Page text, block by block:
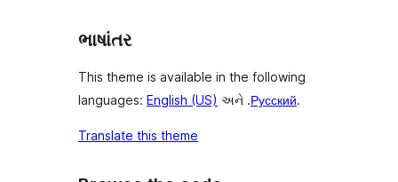
ભાષાંતર
This theme is available in the following
languages: English (US) અને .Русский.
Translate this theme